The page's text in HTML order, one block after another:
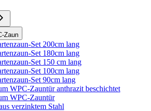
Zaun
Set 200cm lang
Set 180cm lang
Set 150 cm lang
Set 100cm lang
Set 90cm lang
WPC-Zauntür anthrazit beschichtet
WPC-Zauntür
verzinktem Stahl